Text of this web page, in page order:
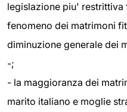
legislazione piu'
fenomeno dei matrimoni
diminuzione generale dei
-;
- la maggioranza dei
marito italiano e moglie